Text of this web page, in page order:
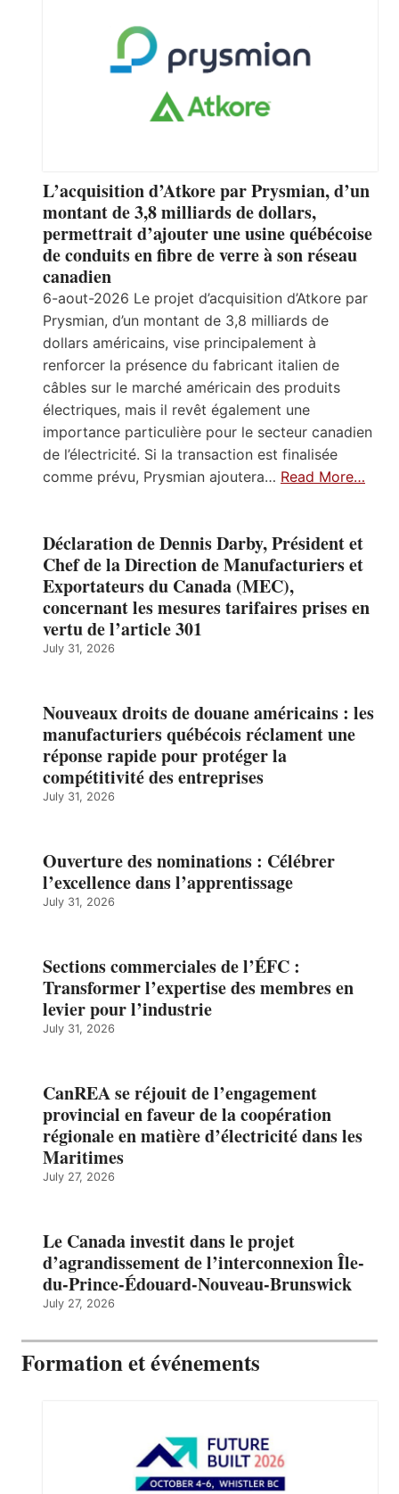
L’acquisition d’Atkore par Prysmian, d’un
montant de 3,8 milliards de dollars,
permettrait d’ajouter une usine québécoise
de conduits en fibre de verre à son réseau
canadien
6-aout-2026 Le projet d’acquisition d’Atkore par
Prysmian, d’un montant de 3,8 milliards de
dollars américains, vise principalement à
renforcer la présence du fabricant italien de
câbles sur le marché américain des produits
électriques, mais il revêt également une
importance particulière pour le secteur canadien
de l’électricité. Si la transaction est finalisée
comme prévu, Prysmian ajoutera… Read More…
Déclaration de Dennis Darby, Président et
Chef de la Direction de Manufacturiers et
Exportateurs du Canada (MEC),
concernant les mesures tarifaires prises en
vertu de l’article 301
July 31, 2026
Nouveaux droits de douane américains : les
manufacturiers québécois réclament une
réponse rapide pour protéger la
compétitivité des entreprises
July 31, 2026
Ouverture des nominations : Célébrer
l’excellence dans l’apprentissage
July 31, 2026
Sections commerciales de l’ÉFC :
Transformer l’expertise des membres en
levier pour l’industrie
July 31, 2026
CanREA se réjouit de l’engagement
provincial en faveur de la coopération
régionale en matière d’électricité dans les
Maritimes
July 27, 2026
Le Canada investit dans le projet
d’agrandissement de l’interconnexion Île-
du-Prince-Édouard-Nouveau-Brunswick
July 27, 2026
Formation et événements